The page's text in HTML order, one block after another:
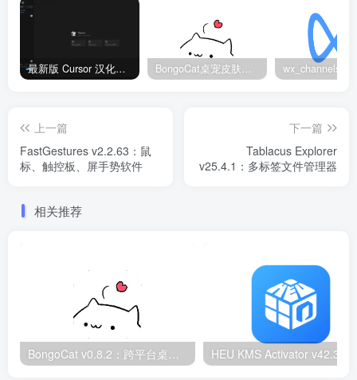
最新版 Cursor 汉化设置中文教程（两种简单方法，附中文语言包下载） BongoCat桌宠皮肤包大全：20款主题皮肤免费下载
上一篇
FastGestures v2.2.63：鼠
标、触控板、屏手势软件
下一篇
Tablacus Explorer
v25.4.1：多标签文件管理器
相关推荐